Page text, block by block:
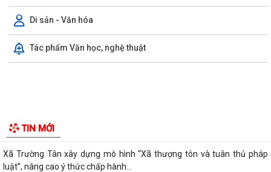
Di sản - Văn hóa
Tác phẩm Văn học, nghệ thuật
TIN MỚI
KHAI MẠC GIẢI BÓNG ĐÁ U10 XÃ TRƯỜNG TÂN HÈ NĂM 2026
sức khỏe điện tử trên VNeID
THƯỢNG TÔN PHÁP LUẬT.
Đẩy mạnh chuyển đổi số trong quản lý dân số, nâng cao chất lượng dữ
liệu dân cư.